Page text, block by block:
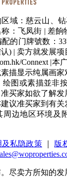
域：慈云山、
：飞凤街 | 差
的门牌號数：
) | 卖方就发展
Connext |
描显示纯属画家
图或素描並非
买家如欲了解
议准买家到有
周边地区环境及
私隐政策｜ 版
尽卖方所知的发